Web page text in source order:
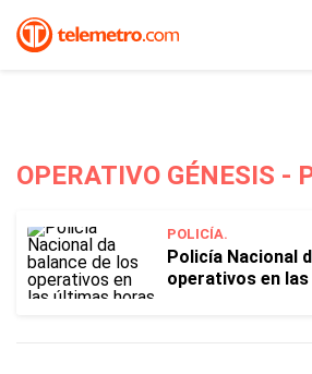
OPERATIVO GÉNESIS -
POLICÍA.
Policía Nacional
operativos en